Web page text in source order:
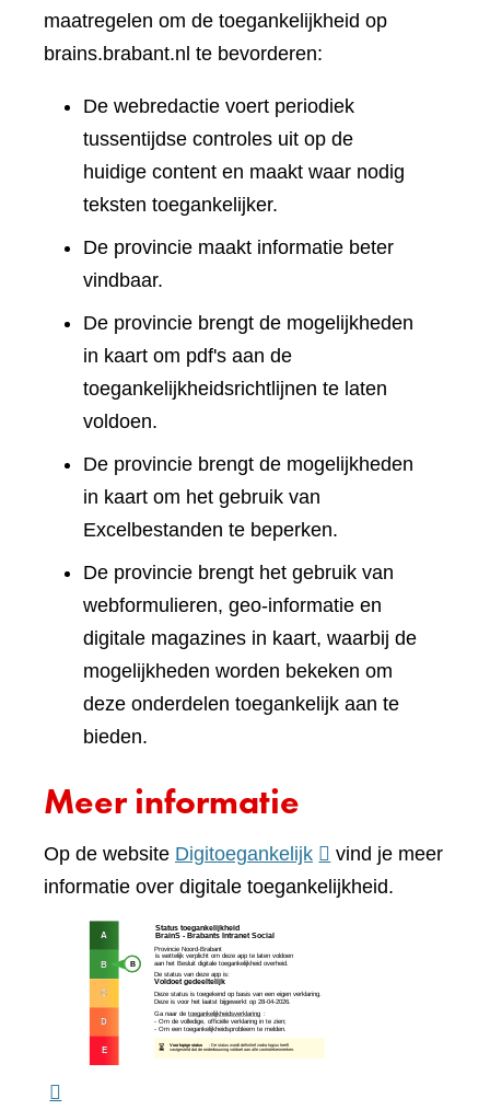
maatregelen om de toegankelijkheid op
brains.brabant.nl te bevorderen:
De webredactie voert periodiek
tussentijdse controles uit op de
huidige content en maakt waar nodig
teksten toegankelijker.
De provincie maakt informatie beter
vindbaar.
De provincie brengt de mogelijkheden
in kaart om pdf's aan de
toegankelijkheidsrichtlijnen te laten
voldoen.
De provincie brengt de mogelijkheden
in kaart om het gebruik van
Excelbestanden te beperken.
De provincie brengt het gebruik van
webformulieren, geo-informatie en
digitale magazines in kaart, waarbij de
mogelijkheden worden bekeken om
deze onderdelen toegankelijk aan te
bieden.
Meer informatie
Op de website Digitoegankelijk(verwijst
naar
vind je meer
informatie over digitale toegankelijkheid.